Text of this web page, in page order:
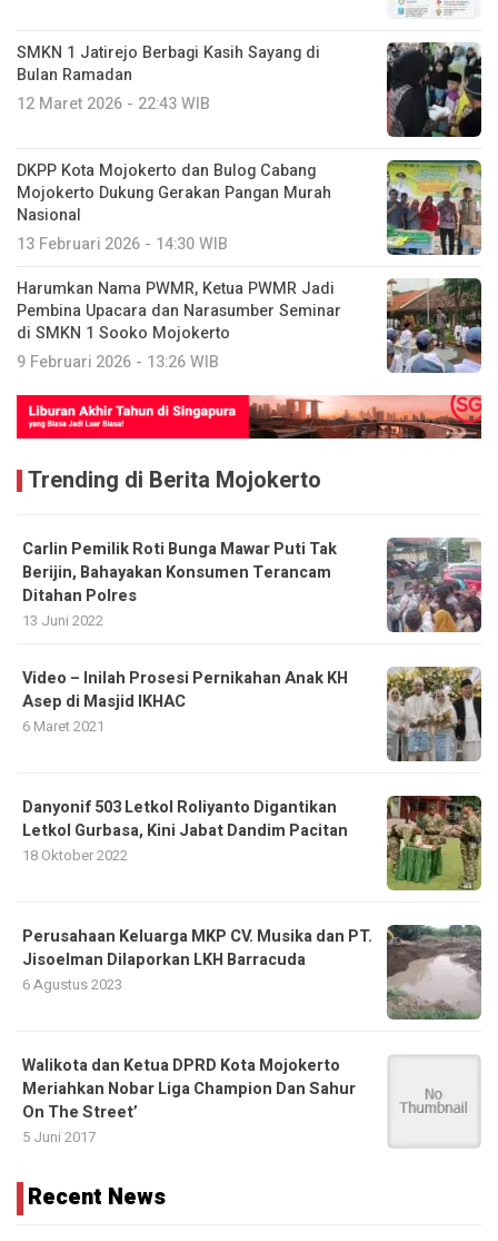
SMKN 1 Jatirejo Berbagi Kasih Sayang di
Bulan Ramadan
12 Maret 2026 - 22:43 WIB
DKPP Kota Mojokerto dan Bulog Cabang
Mojokerto Dukung Gerakan Pangan Murah
Nasional
13 Februari 2026 - 14:30 WIB
Harumkan Nama PWMR, Ketua PWMR Jadi
Pembina Upacara dan Narasumber Seminar
di SMKN 1 Sooko Mojokerto
9 Februari 2026 - 13:26 WIB
Trending di Berita Mojokerto
Carlin Pemilik Roti Bunga Mawar Puti Tak
Berijin, Bahayakan Konsumen Terancam
Ditahan Polres
13 Juni 2022
Video – Inilah Prosesi Pernikahan Anak KH
Asep di Masjid IKHAC
6 Maret 2021
Danyonif 503 Letkol Roliyanto Digantikan
Letkol Gurbasa, Kini Jabat Dandim Pacitan
18 Oktober 2022
Perusahaan Keluarga MKP CV. Musika dan PT.
Jisoelman Dilaporkan LKH Barracuda
6 Agustus 2023
Walikota dan Ketua DPRD Kota Mojokerto
Meriahkan Nobar Liga Champion Dan Sahur
On The Street’
5 Juni 2017
Recent News